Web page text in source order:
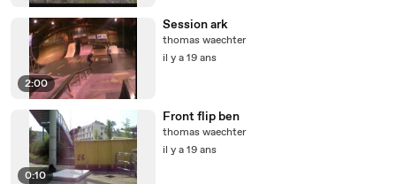
2:00
Session ark
thomas waechter
il y a 19 ans
0:10
Front flip ben
thomas waechter
il y a 19 ans